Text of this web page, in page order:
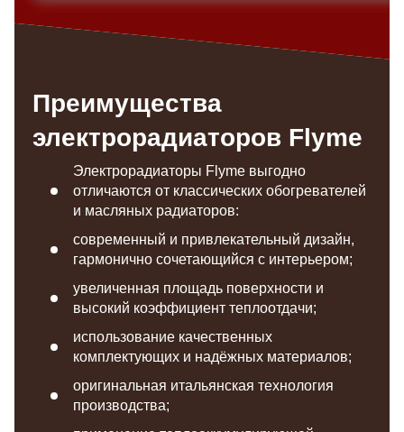
Преимущества
электрорадиаторов Flyme
Электрорадиаторы Flyme выгодно
отличаются от классических обогревателей
и масляных радиаторов:
современный и привлекательный дизайн,
гармонично сочетающийся с интерьером;
увеличенная площадь поверхности и
высокий коэффициент теплоотдачи;
использование качественных
комплектующих и надёжных материалов;
оригинальная итальянская технология
производства;